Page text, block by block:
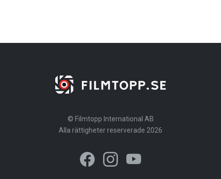
© Filmtopp International AB
Alla rättigheter reserverade 2026